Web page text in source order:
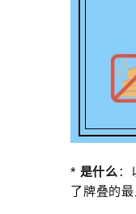
* 是什么：
了牌叠的最